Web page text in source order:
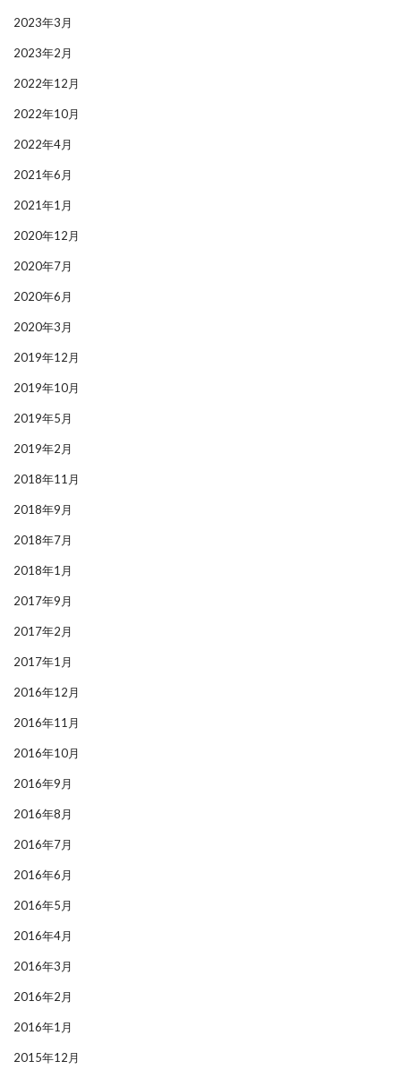
2023年3月
2023年2月
2022年12月
2022年10月
2022年4月
2021年6月
2021年1月
2020年12月
2020年7月
2020年6月
2020年3月
2019年12月
2019年10月
2019年5月
2019年2月
2018年11月
2018年9月
2018年7月
2018年1月
2017年9月
2017年2月
2017年1月
2016年12月
2016年11月
2016年10月
2016年9月
2016年8月
2016年7月
2016年6月
2016年5月
2016年4月
2016年3月
2016年2月
2016年1月
2015年12月